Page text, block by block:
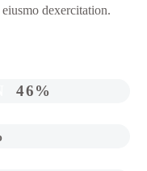
dexercitation.
46%